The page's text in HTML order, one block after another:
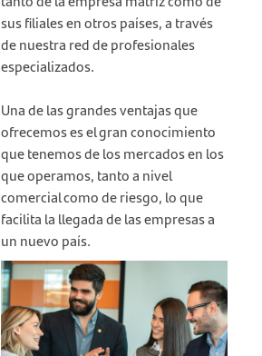
sus filiales en otros países, a través
de nuestra red de profesionales
especializados.
Una de las grandes ventajas que
ofrecemos es el gran conocimiento
que tenemos de los mercados en los
que operamos, tanto a nivel
comercial como de riesgo, lo que
facilita la llegada de las empresas a
un nuevo país.